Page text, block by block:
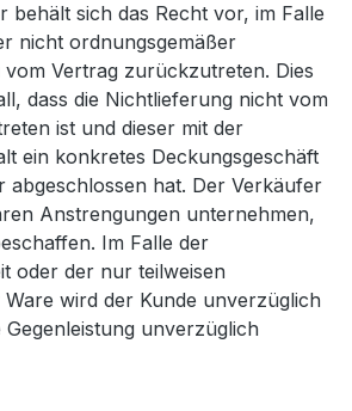
behält sich das Recht vor, im Falle
nicht ordnungsgemäßer
Vertrag zurückzutreten. Dies
dass die Nichtlieferung nicht vom
ist und dieser mit der
ein konkretes Deckungsgeschäft
abgeschlossen hat. Der Verkäufer
Anstrengungen unternehmen,
Im Falle der
oder der nur teilweisen
wird der Kunde unverzüglich
unverzüglich